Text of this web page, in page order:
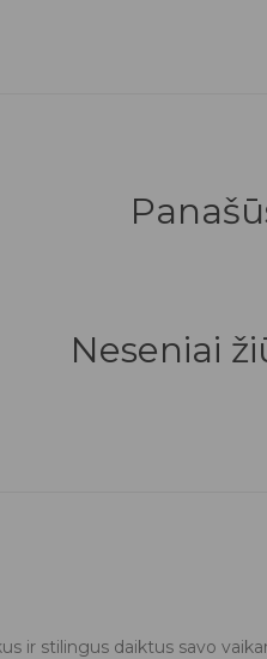
Neseniai
ir stilingus daiktus savo